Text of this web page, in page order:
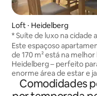
Loft ⋅ Heidelberg
* Suíte de luxo na cidade
Penthouse | 170 m ²*
Este espaçoso
de 170 m² está na
Heidelberg – perfeito
enorme área de estar e
cozinha Bulthaup aberta
mesa de jantar oferece
Comodidades